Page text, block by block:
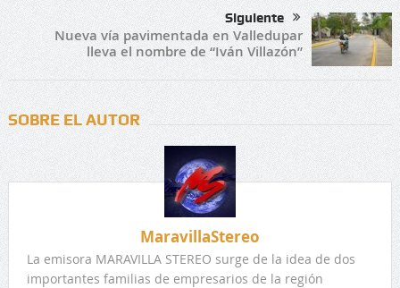
Siguiente
Nueva vía pavimentada en Valledupar
lleva el nombre de “Iván Villazón”
SOBRE EL AUTOR
MaravillaStereo
La emisora MARAVILLA STEREO surge de la idea de dos
importantes familias de empresarios de la región